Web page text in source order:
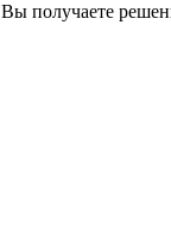
получаете